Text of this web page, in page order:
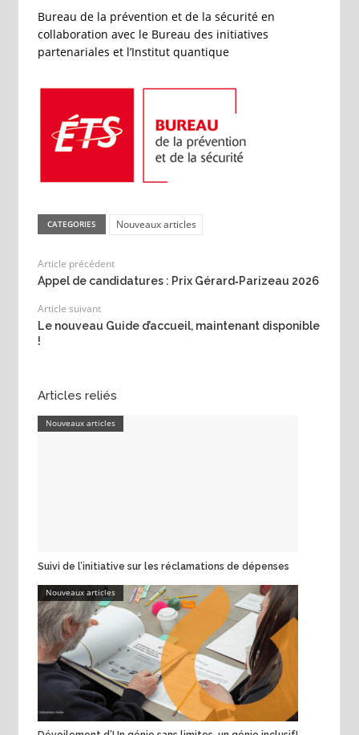
Bureau de la prévention et de la sécurité en
collaboration avec le Bureau des initiatives
partenariales et l’Institut quantique
CATEGORIES Nouveaux articles
Article précédent
Appel de candidatures : Prix Gérard‑Parizeau 2026
Article suivant
Le nouveau Guide d’accueil, maintenant disponible
!
Articles reliés
Nouveaux articles
Suivi de l’initiative sur les réclamations de dépenses
Nouveaux articles